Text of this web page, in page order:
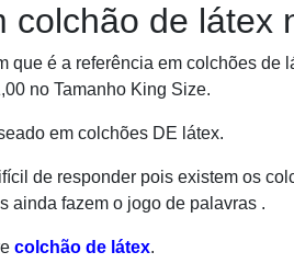
colchão de látex
que é a referência em colchões
no Tamanho King Size.
em colchões DE látex.
de responder pois existem os
ainda fazem o jogo de palavras .
colchão de látex.